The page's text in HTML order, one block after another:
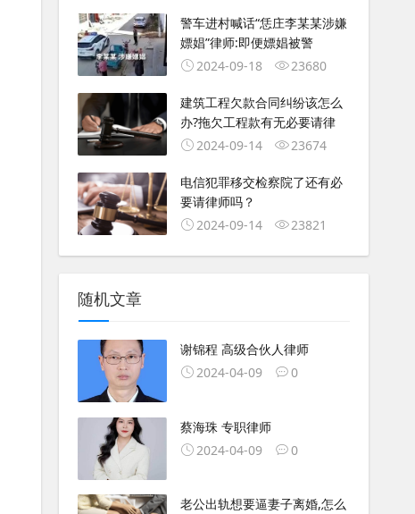
警车进村喊话“恁庄李某某涉嫌
嫖娼”律师:即便嫖娼被警
2024-09-18
23680
建筑工程欠款合同纠纷该怎么
办?拖欠工程款有无必要请律
2024-09-14
23674
电信犯罪移交检察院了还有必
要请律师吗？
2024-09-14
23821
随机文章
谢锦程 高级合伙人律师
2024-04-09
0
蔡海珠 专职律师
2024-04-09
0
老公出轨想要逼妻子离婚,怎么